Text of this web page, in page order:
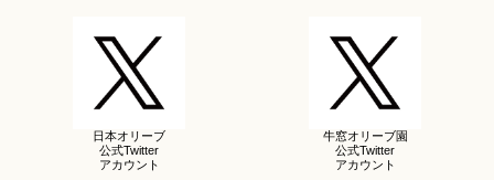
日本オリーブ
公式Twitter
アカウント
牛窓オリーブ園
公式Twitter
アカウント